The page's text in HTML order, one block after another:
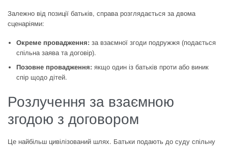
Залежно від позиції батьків, справа розглядається за двома
сценаріями:
Окреме провадження: за взаємної згоди подружжя (подається
спільна заява та договір).
Позовне провадження: якщо один із батьків проти або виник
спір щодо дітей.
Розлучення за взаємною
згодою з договором
Це найбільш цивілізований шлях. Батьки подають до суду спільну